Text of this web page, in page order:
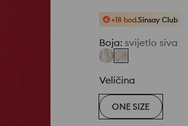
+18 bod.Sinsay Club
Boja: svijetlo siva
Veličina
ONE SIZE